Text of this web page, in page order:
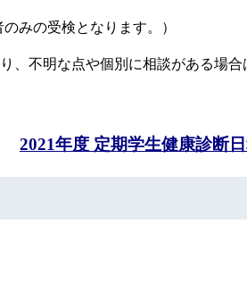
みの受検となります。）
、不明な点や個別に相談がある場
2021年度 定期学生健康診断